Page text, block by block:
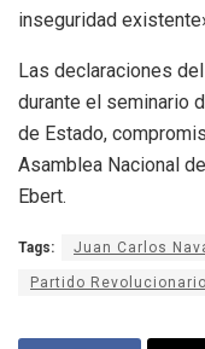
inseguridad
Las declaraciones
durante el seminario
de Estado,
Asamblea Nacional
Ebert.
Tags: Juan Carlos
Partido